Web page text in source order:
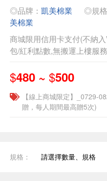
◎品牌： 凱美棉業 ◎規
美棉業
商城限用信用卡支付(不納
包/紅利點數,無搬運上樓服
$480 ~ $500
【線上商城限定】_0729-
贈，每人期間最高贈5次)
規格： 請選擇數量、規格